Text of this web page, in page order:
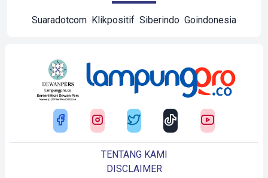
Suaradotcom Klikpositif Siberindo Goindonesia
TENTANG KAMI
DISCLAIMER